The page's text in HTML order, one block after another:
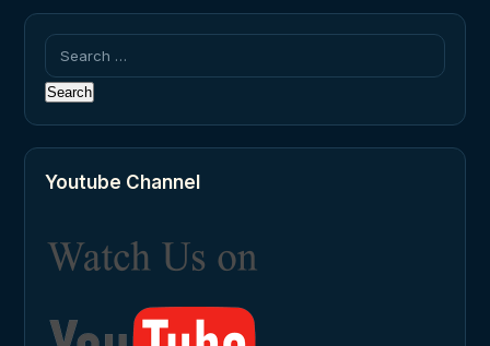
Search
for:
Youtube Channel